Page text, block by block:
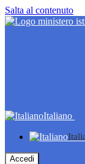
Salta al contenuto
Italiano
Accedi